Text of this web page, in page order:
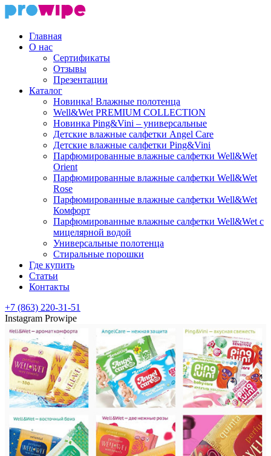
Главная
О нас
Сертификаты
Отзывы
Презентации
Каталог
Новинка! Влажные полотенца
Well&Wet PREMIUM COLLECTION
Новинка Ping&Vini – универсальные
Детские влажные салфетки Angel Care
Детские влажные салфетки Ping&Vini
Парфюмированные влажные салфетки Well&Wet
Orient
Парфюмированные влажные салфетки Well&Wet
Rose
Парфюмированные влажные салфетки Well&Wet
Комфорт
Парфюмированные влажные салфетки Well&Wet с
мицелярной водой
Универсальные полотенца
Стиральные порошки
Где купить
Статьи
Контакты
+7 (863) 220-31-51
Instagram Prowipe